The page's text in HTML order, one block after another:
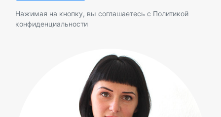
Нажимая на кнопку, вы соглашаетесь с Политикой
конфиденциальности